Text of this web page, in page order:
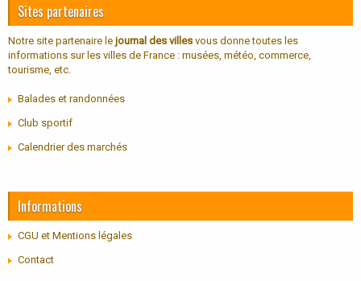
Sites partenaires
Notre site partenaire le journal des villes vous donne toutes les
informations sur les villes de France : musées, météo, commerce,
tourisme, etc.
Balades et randonnées
Club sportif
Calendrier des marchés
Informations
CGU et Mentions légales
Contact